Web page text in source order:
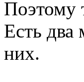
Поэтому
Есть два
них.